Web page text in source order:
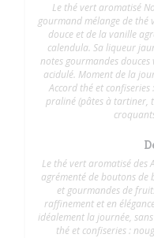
Le thé vert aromatisé
gourmand mélange de thé
douce et de la vanille
calendula. Sa liqueur
notes gourmandes
acidulé. Moment de la
Accord thé et
praliné (pâtes à tartiner,
Le thé vert aromatisé des
agrémenté de boutons de
et gourmandes de
raffinement et en
idéalement la journée,
thé et confiseries :